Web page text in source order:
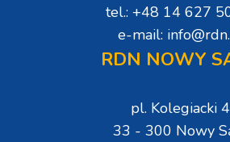
tel.: +48 14 627
e-mail:
RDN NOWY
pl. Kolegiacki 4
33 - 300 Nowy